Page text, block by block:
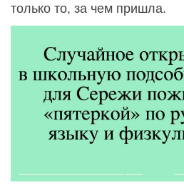
только то, за чем пришла.